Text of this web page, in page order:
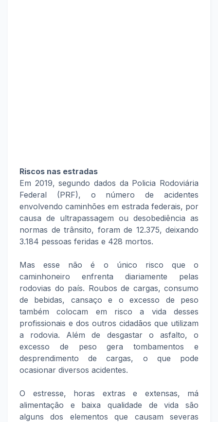
Riscos nas estradas
Em 2019, segundo dados da Policia Rodoviária
Federal (PRF), o número de acidentes
envolvendo caminhões em estrada federais, por
causa de ultrapassagem ou desobediência as
normas de trânsito, foram de 12.375, deixando
3.184 pessoas feridas e 428 mortos.
Mas esse não é o único risco que o
caminhoneiro enfrenta diariamente pelas
rodovias do país. Roubos de cargas, consumo
de bebidas, cansaço e o excesso de peso
também colocam em risco a vida desses
profissionais e dos outros cidadãos que utilizam
a rodovia. Além de desgastar o asfalto, o
excesso de peso gera tombamentos e
desprendimento de cargas, o que pode
ocasionar diversos acidentes.
O estresse, horas extras e extensas, má
alimentação e baixa qualidade de vida são
alguns dos elementos que causam severas